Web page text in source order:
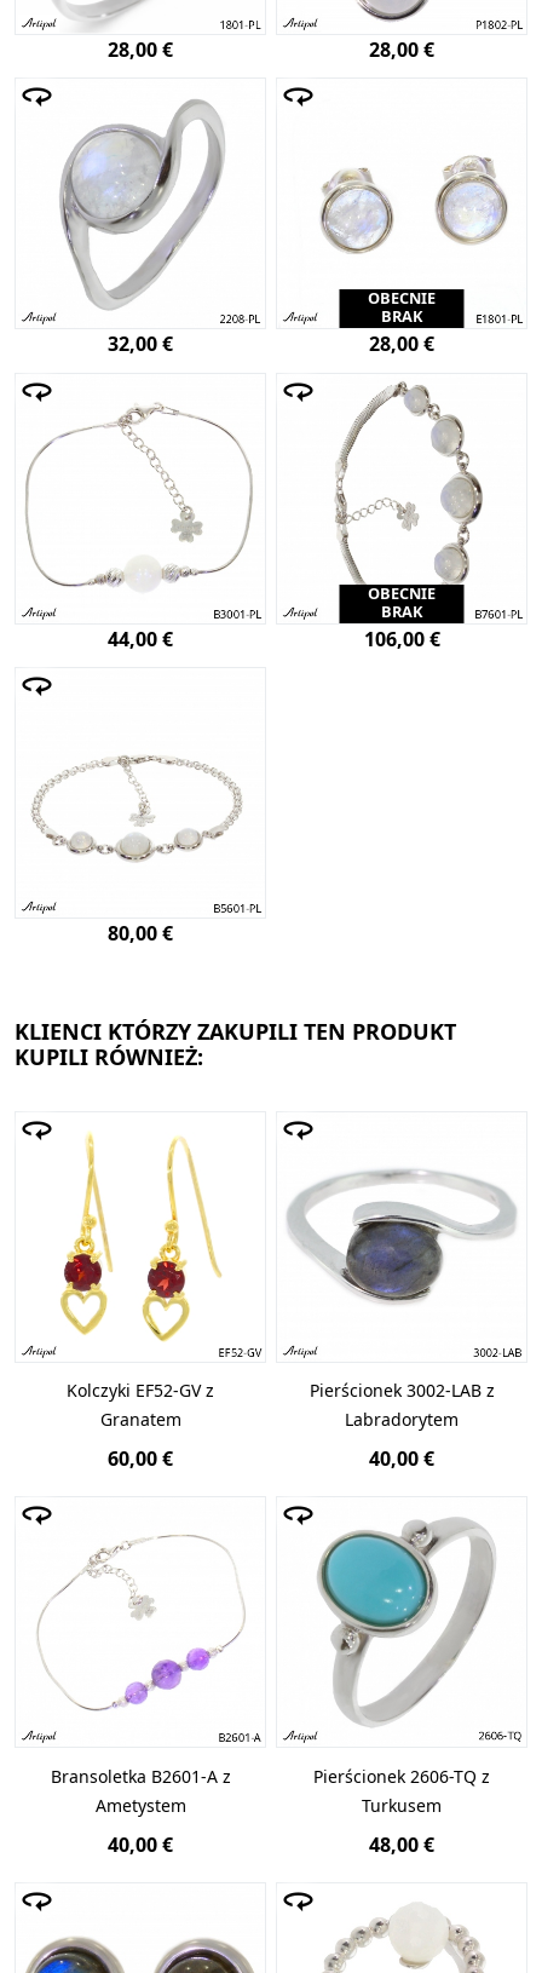
28,00 € 28,00 €
32,00 €
OBECNIE
BRAK
28,00 €
44,00 €
OBECNIE
BRAK
106,00 €
80,00 €
KLIENCI KTÓRZY ZAKUPILI TEN PRODUKT
KUPILI RÓWNIEŻ:
Kolczyki EF52-GV z
Granatem
60,00 €
Pierścionek 3002-LAB z
Labradorytem
40,00 €
Bransoletka B2601-A z
Ametystem
40,00 €
Pierścionek 2606-TQ z
Turkusem
48,00 €